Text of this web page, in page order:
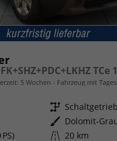
TCe
5 Wochen Fahrzeug mit
Getriebe
Außenfarbe Dolomit-
Kilometerstand 20 km